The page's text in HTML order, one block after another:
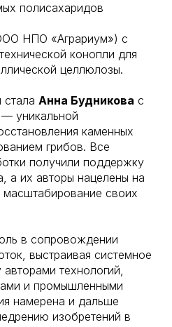
полисахаридов
НПО «Аграриум») с
конопли для
целлюлозы.
Анна Будникова с
уникальной
каменных
грибов. Все
получили поддержку
а их авторы нацелены на
своих
в сопровождении
выстраивая системное
технологий,
и промышленными
намерена и дальше
изобретений в